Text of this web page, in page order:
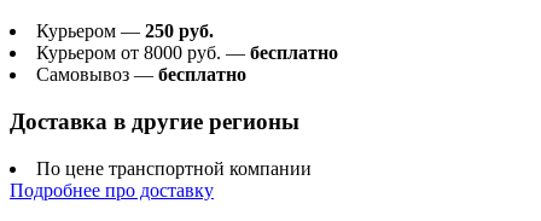
Курьером — 250 руб.
Курьером от 8000 руб. — бесплатно
Самовывоз — бесплатно
Доставка в другие регионы
По цене транспортной компании
Подробнее про доставку